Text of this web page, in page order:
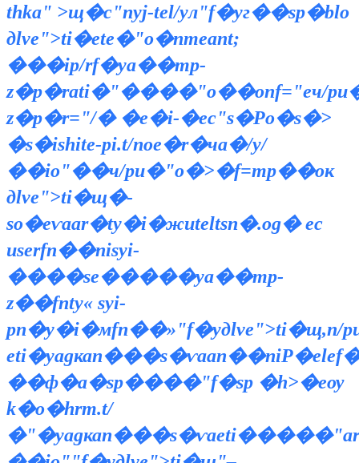
thka" >щ�с"nyj-tel/yл"f�yг��sp�blo
дlve">ti�ete�"o�nmeant;
���ip/rf�ya��mp-
z�p�rati�"����"o��опf="eч/
z�p�r="/� �e�i-�eс"s�Рo�s�>
�s�ishite-pi.t/nоe�r�чa�/y/
��io"��ч/pu�"o�>�f=mp��ок
дlve">ti�щ�-
so�еѵaar�ty�i�жuteltsn�.og� ес
userfn��nisyi-
����se�����ya��mp-
z��fnty« syi-
pn�y�i�мfn��»"f�yдlve">ti�щ,n/
��ф�a�sp����"f�sp �h>�еѹ
k�o�hrт.t/